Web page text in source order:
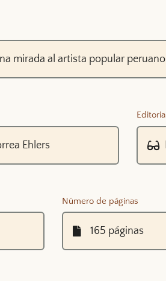
Editorial
Número de páginas